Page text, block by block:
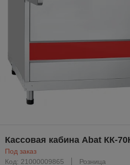
Кассовая кабина Abat КК-
Под заказ
Код: 21000009865
Розница